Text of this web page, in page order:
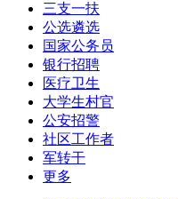
三支一扶
公选遴选
国家公务员
银行招聘
医疗卫生
大学生村官
公安招警
社区工作者
军转干
更多